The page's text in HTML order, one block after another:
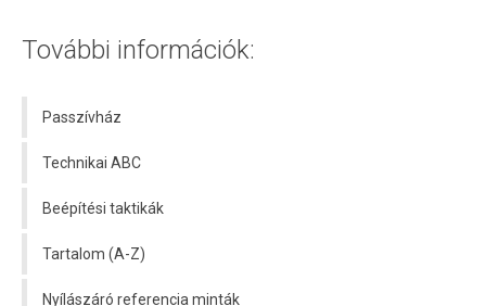
További információk:
Passzívház
Technikai ABC
Beépítési taktikák
Tartalom (A-Z)
Nyílászáró referencia minták